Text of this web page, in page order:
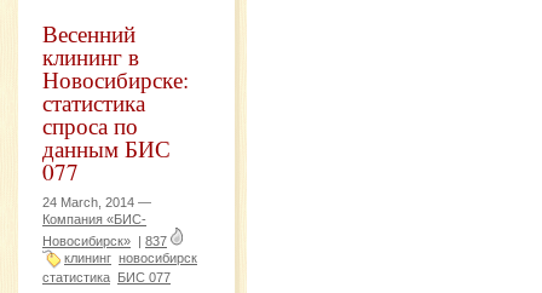
Весенний
клининг в
Новосибирске:
статистика
спроса по
данным БИС
077
24 March, 2014 —
Компания «БИС-
Новосибирск»
837
клининг новосибирск
статистика
БИС 077